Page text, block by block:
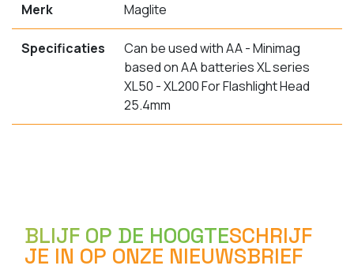
Merk Maglite
Specificaties
Can be used with AA - Minimag
based on AA batteries XL series
XL50 - XL200 For Flashlight Head
25.4mm
BLIJF OP DE HOOGTESCHRIJF
JE IN OP ONZE NIEUWSBRIEF